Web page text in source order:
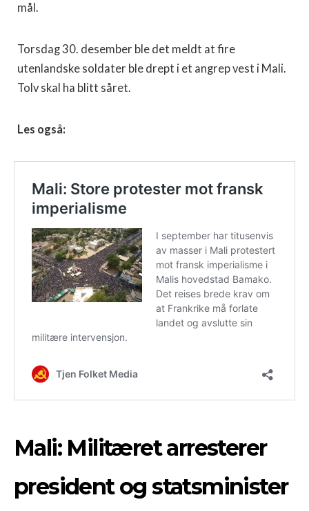
mål.
Torsdag 30. desember ble det meldt at fire
utenlandske soldater ble drept i et angrep vest i Mali.
Tolv skal ha blitt såret.
Les også:
Mali: Militæret arresterer
president og statsminister